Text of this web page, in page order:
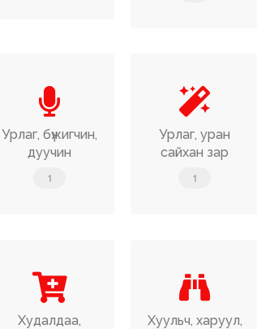
Урлаг, бүжигчин,
дуучин
1
Урлаг, уран
сайхан зар
1
Худалдаа,
Хуульч, харуул,